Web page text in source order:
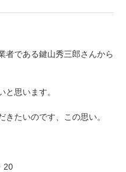
者である鍵山秀三郎さんから
思います。
たいのです、この思い。
20